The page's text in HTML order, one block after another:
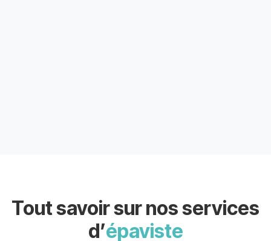
Tout savoir sur nos services
d’épaviste